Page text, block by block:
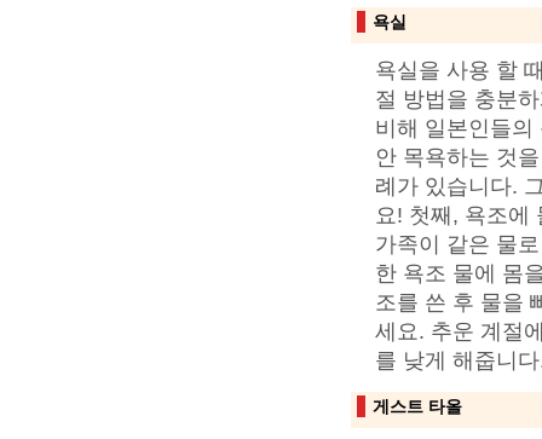
욕실
욕실을 사용 할
절 방법을 충분
비해 일본인들의
안 목욕하는 것
례가 있습니다.
요! 첫째, 욕조에
가족이 같은 물
한 욕조 물에 몸
조를 쓴 후 물을
세요. 추운 계절
를 낮게 해줍니
게스트 타올